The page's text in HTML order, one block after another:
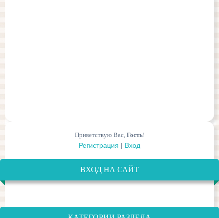
Приветствую Вас, Гость!
Регистрация | Вход
ВХОД НА САЙТ